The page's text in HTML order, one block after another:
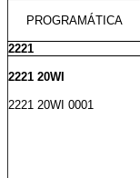
PROGRAMÁTICA
2221
2221 20WI
2221 20WI 0001